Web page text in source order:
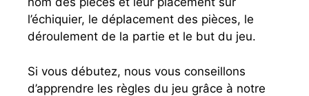
l’échiquier, le déplacement des pièces, le
déroulement de la partie et le but du jeu.
Si vous débutez, nous vous conseillons
d’apprendre les règles du jeu grâce à notre